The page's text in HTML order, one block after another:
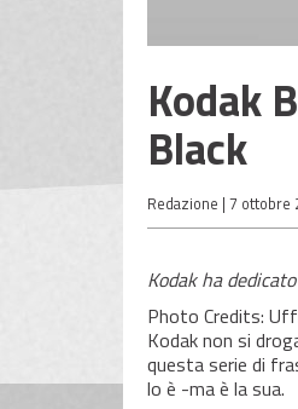
Kodak
Black
Redazione | 7 ottobre
Kodak ha
Photo Credits:
Kodak non si
questa serie di
lo è -ma è la sua.